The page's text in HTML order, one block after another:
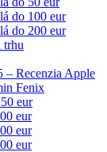
do 100 eur
do 200 eur
trhu
– Recenzia Apple
Fenix
eur
eur
eur
eur